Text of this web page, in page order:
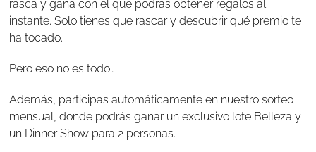
rasca y gana con el que podrás obtener regalos al
instante. Solo tienes que rascar y descubrir qué premio te
ha tocado.
Pero eso no es todo…
Además, participas automáticamente en nuestro sorteo
mensual, donde podrás ganar un exclusivo lote Belleza y
un Dinner Show para 2 personas.